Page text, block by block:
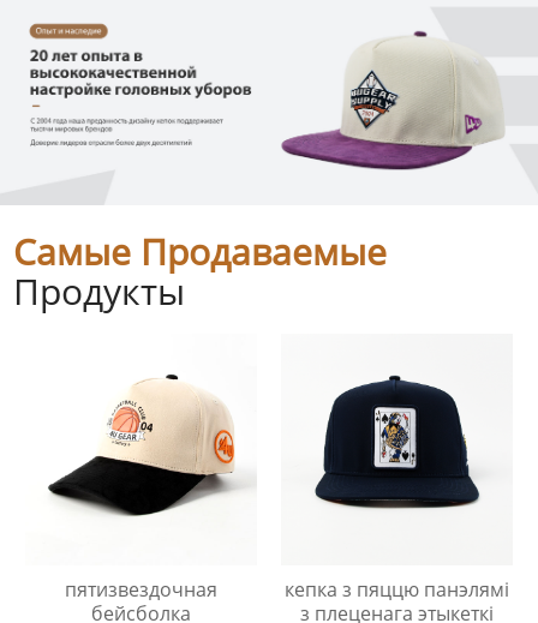
Самые Продаваемые
Продукты
пятизвездочная
бейсболка
кепка з пяццю панэлямі
з плеценага этыкеткі